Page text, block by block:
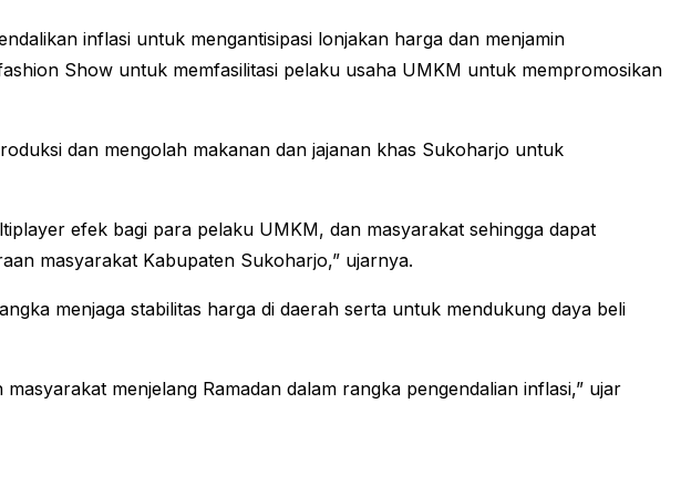
inflasi untuk mengantisipasi lonjakan harga dan menjamin
Show untuk memfasilitasi pelaku usaha UMKM untuk mempromosikan
dan mengolah makanan dan jajanan khas Sukoharjo untuk
efek bagi para pelaku UMKM, dan masyarakat sehingga dapat
masyarakat Kabupaten Sukoharjo,” ujarnya.
menjaga stabilitas harga di daerah serta untuk mendukung daya beli
menjelang Ramadan dalam rangka pengendalian inflasi,” ujar